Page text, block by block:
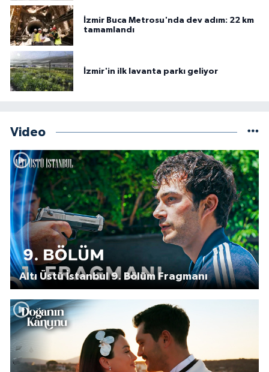
İzmir Buca Metrosu'nda dev adım: 22 km
tamamlandı
İzmir'in ilk lavanta parkı geliyor
Video
Altı Üstü İstanbul 9. Bölüm Fragmanı